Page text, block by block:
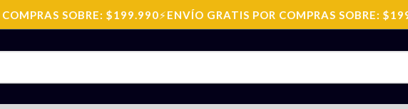
SOBRE: $199.990⚡ENVÍO GRATIS POR COMPRAS SOBRE: